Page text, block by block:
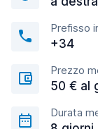
Prefisso
+34
Prezzo
50 € al
Durata